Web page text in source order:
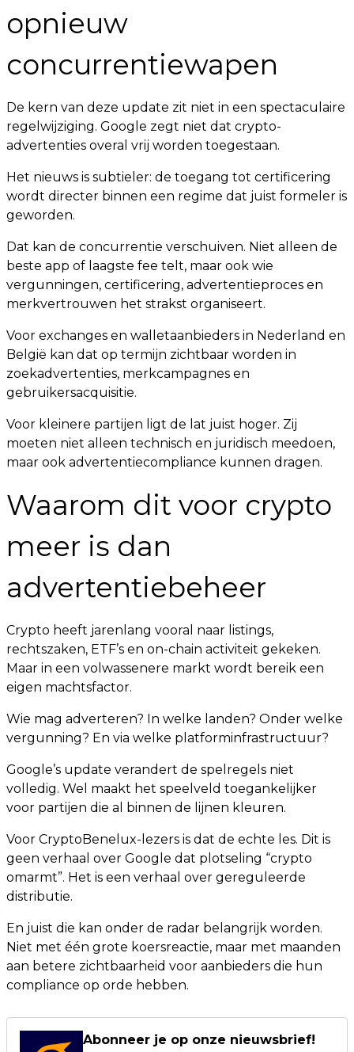
opnieuw
concurrentiewapen
De kern van deze update zit niet in een spectaculaire
regelwijziging. Google zegt niet dat crypto-
advertenties overal vrij worden toegestaan.
Het nieuws is subtieler: de toegang tot certificering
wordt directer binnen een regime dat juist formeler is
geworden.
Dat kan de concurrentie verschuiven. Niet alleen de
beste app of laagste fee telt, maar ook wie
vergunningen, certificering, advertentieproces en
merkvertrouwen het strakst organiseert.
Voor exchanges en walletaanbieders in Nederland en
België kan dat op termijn zichtbaar worden in
zoekadvertenties, merkcampagnes en
gebruikersacquisitie.
Voor kleinere partijen ligt de lat juist hoger. Zij
moeten niet alleen technisch en juridisch meedoen,
maar ook advertentiecompliance kunnen dragen.
Waarom dit voor crypto
meer is dan
advertentiebeheer
Crypto heeft jarenlang vooral naar listings,
rechtszaken, ETF’s en on-chain activiteit gekeken.
Maar in een volwassenere markt wordt bereik een
eigen machtsfactor.
Wie mag adverteren? In welke landen? Onder welke
vergunning? En via welke platforminfrastructuur?
Google’s update verandert de spelregels niet
volledig. Wel maakt het speelveld toegankelijker
voor partijen die al binnen de lijnen kleuren.
Voor CryptoBenelux-lezers is dat de echte les. Dit is
geen verhaal over Google dat plotseling “crypto
omarmt”. Het is een verhaal over gereguleerde
distributie.
En juist die kan onder de radar belangrijk worden.
Niet met één grote koersreactie, maar met maanden
aan betere zichtbaarheid voor aanbieders die hun
compliance op orde hebben.
Abonneer je op onze nieuwsbrief!